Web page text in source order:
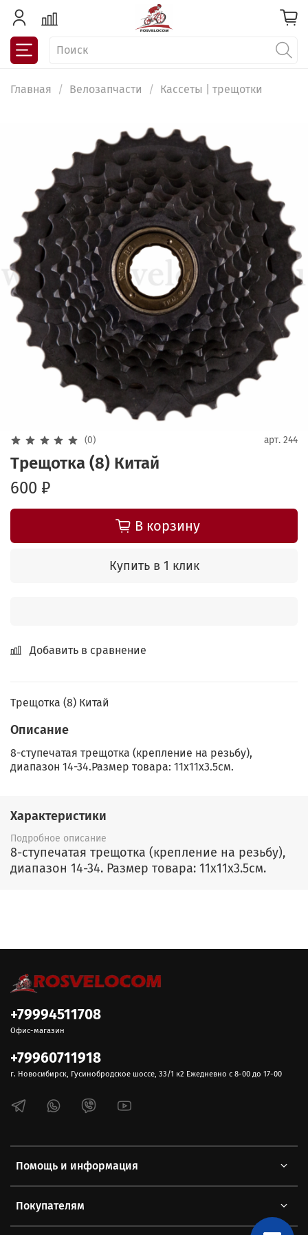
Главная Велозапчасти Кассеты | трещотки
(0) арт. 244
Трещотка (8) Китай
600 ₽
В корзину
Купить в 1 клик
Добавить в сравнение
Трещотка (8) Китай
Описание
8-ступечатая трещотка (крепление на резьбу),
диапазон 14-34.Размер товара: 11x11x3.5см.
Характеристики
Подробное описание
8-ступечатая трещотка (крепление на резьбу),
диапазон 14-34. Размер товара: 11x11x3.5см.
Помощь и информация
Покупателям
+79994511708
Офис-магазин
+79960711918
г. Новосибирск, Гусинобродское шоссе, 33/1 к2 Ежедневно с 8-00 до 17-00